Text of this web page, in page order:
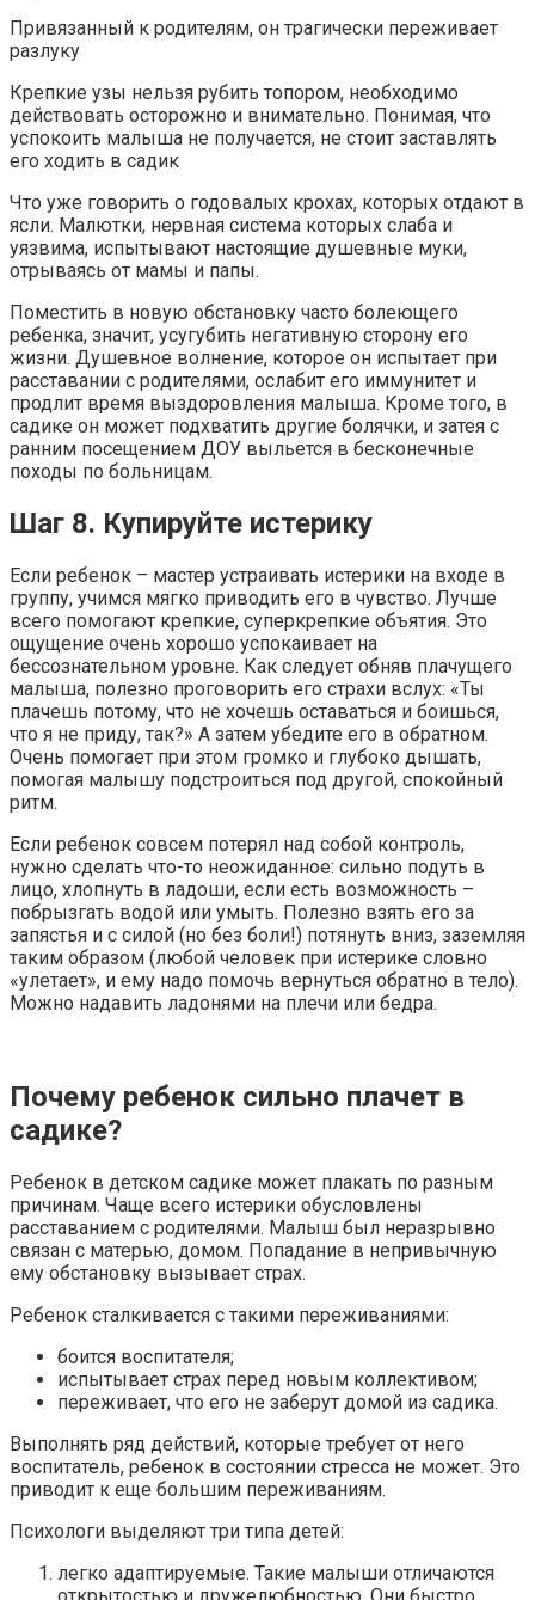
Привязанный к родителям, он трагически переживает
разлуку
Крепкие узы нельзя рубить топором, необходимо
действовать осторожно и внимательно. Понимая, что
успокоить малыша не получается, не стоит заставлять
его ходить в садик
Что уже говорить о годовалых крохах, которых отдают в
ясли. Малютки, нервная система которых слаба и
уязвима, испытывают настоящие душевные муки,
отрываясь от мамы и папы.
Поместить в новую обстановку часто болеющего
ребенка, значит, усугубить негативную сторону его
жизни. Душевное волнение, которое он испытает при
расставании с родителями, ослабит его иммунитет и
продлит время выздоровления малыша. Кроме того, в
садике он может подхватить другие болячки, и затея с
ранним посещением ДОУ выльется в бесконечные
походы по больницам.
Шаг 8. Купируйте истерику
Если ребенок – мастер устраивать истерики на входе в
группу, учимся мягко приводить его в чувство. Лучше
всего помогают крепкие, суперкрепкие объятия. Это
ощущение очень хорошо успокаивает на
бессознательном уровне. Как следует обняв плачущего
малыша, полезно проговорить его страхи вслух: «Ты
плачешь потому, что не хочешь оставаться и боишься,
что я не приду, так?» А затем убедите его в обратном.
Очень помогает при этом громко и глубоко дышать,
помогая малышу подстроиться под другой, спокойный
ритм.
Если ребенок совсем потерял над собой контроль,
нужно сделать что-то неожиданное: сильно подуть в
лицо, хлопнуть в ладоши, если есть возможность –
побрызгать водой или умыть. Полезно взять его за
запястья и с силой (но без боли!) потянуть вниз, заземляя
таким образом (любой человек при истерике словно
«улетает», и ему надо помочь вернуться обратно в тело).
Можно надавить ладонями на плечи или бедра.
Почему ребенок сильно плачет в
садике?
Ребенок в детском садике может плакать по разным
причинам. Чаще всего истерики обусловлены
расставанием с родителями. Малыш был неразрывно
связан с матерью, домом. Попадание в непривычную
ему обстановку вызывает страх.
Ребенок сталкивается с такими переживаниями:
боится воспитателя;
испытывает страх перед новым коллективом;
переживает, что его не заберут домой из садика.
Выполнять ряд действий, которые требует от него
воспитатель, ребенок в состоянии стресса не может. Это
приводит к еще большим переживаниям.
Психологи выделяют три типа детей:
легко адаптируемые. Такие малыши отличаются
открытостью и дружелюбностью. Они быстро